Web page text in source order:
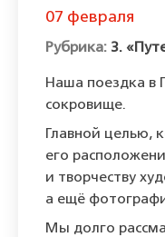
07 февраля
3.
Наша поездка в
сокровище.
Главной целью,
его
и творчеству
а ещё
Мы долго